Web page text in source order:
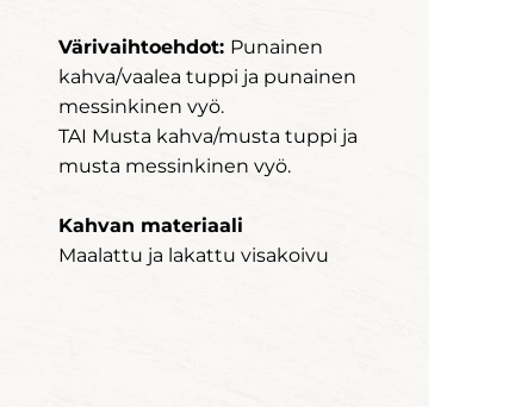
Värivaihtoehdot: Punainen
kahva/vaalea tuppi ja punainen
messinkinen vyö.
TAI Musta kahva/musta tuppi ja
musta messinkinen vyö.
Kahvan materiaali
Maalattu ja lakattu visakoivu